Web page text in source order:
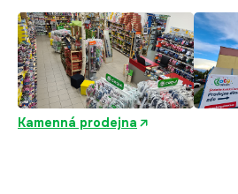
Kamenná prodejna